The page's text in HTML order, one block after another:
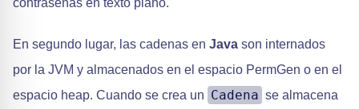
contraseñas en texto plano.
En segundo lugar, las cadenas en Java son internados
por la JVM y almacenados en el espacio PermGen o en el
espacio heap. Cuando se crea un Cadena se almacena